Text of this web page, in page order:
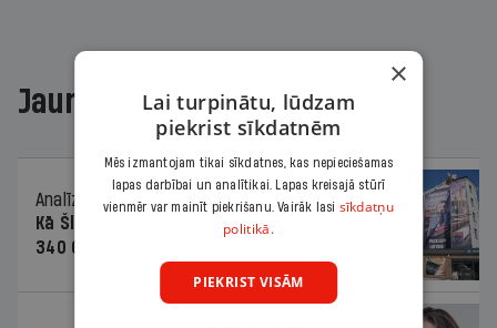
Jaunākajā žurnālā
Analīze
06.08.2026.
Kā Šlesera partija palika nesodīta par
340 000 vērtu reklāmas kampaņu
×
Lai turpinātu, lūdzam
piekrist sīkdatnēm
Mēs izmantojam tikai sīkdatnes, kas nepieciešamas
lapas darbībai un analītikai. Lapas kreisajā stūrī
vienmēr var mainīt piekrišanu. Vairāk lasi sīkdatņu
politikā.
PIEKRIST VISĀM